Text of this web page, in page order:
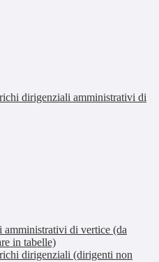
dirigenziali amministrativi di
amministrativi di vertice (da
in tabelle)
dirigenziali (dirigenti non